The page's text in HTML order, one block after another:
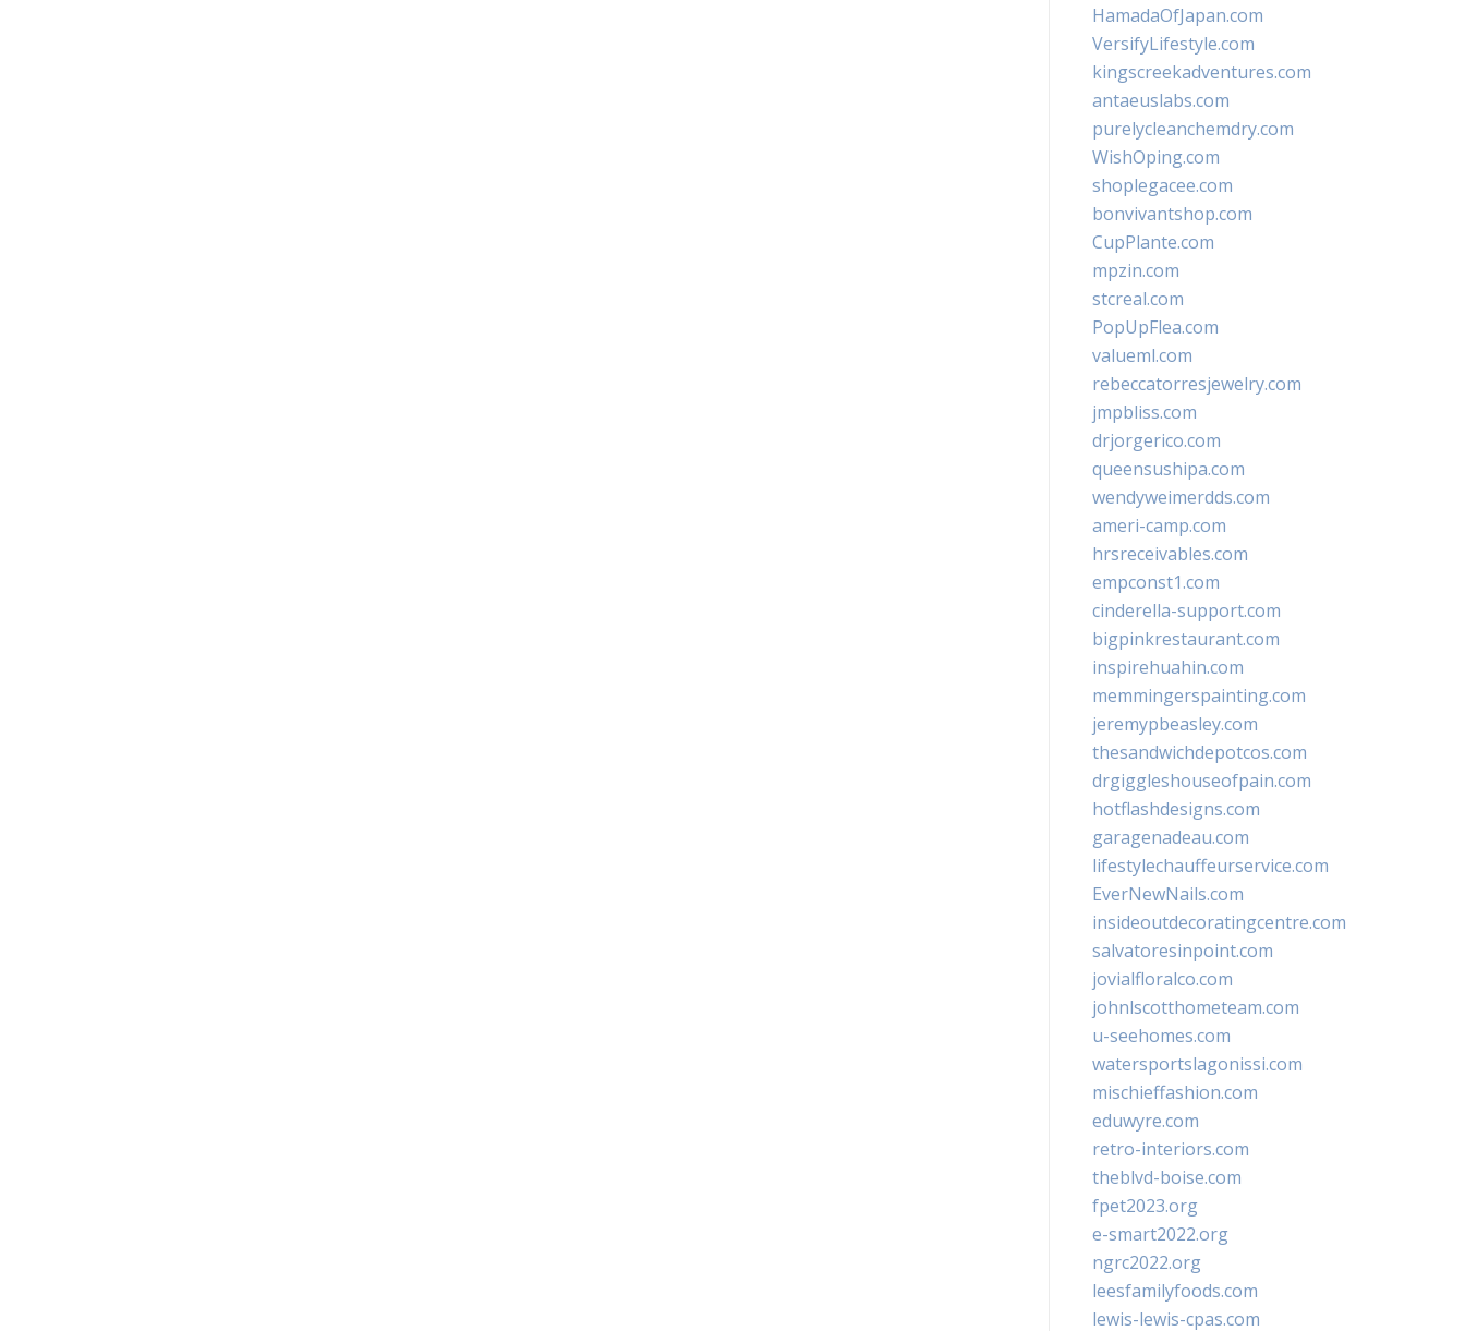
HamadaOfJapan.com
VersifyLifestyle.com
kingscreekadventures.com
antaeuslabs.com
purelycleanchemdry.com
WishOping.com
shoplegacee.com
bonvivantshop.com
CupPlante.com
mpzin.com
stcreal.com
PopUpFlea.com
valueml.com
rebeccatorresjewelry.com
jmpbliss.com
drjorgerico.com
queensushipa.com
wendyweimerdds.com
ameri-camp.com
hrsreceivables.com
empconst1.com
cinderella-support.com
bigpinkrestaurant.com
inspirehuahin.com
memmingerspainting.com
jeremypbeasley.com
thesandwichdepotcos.com
drgiggleshouseofpain.com
hotflashdesigns.com
garagenadeau.com
lifestylechauffeurservice.com
EverNewNails.com
insideoutdecoratingcentre.com
salvatoresinpoint.com
jovialfloralco.com
johnlscotthometeam.com
u-seehomes.com
watersportslagonissi.com
mischieffashion.com
eduwyre.com
retro-interiors.com
theblvd-boise.com
fpet2023.org
e-smart2022.org
ngrc2022.org
leesfamilyfoods.com
lewis-lewis-cpas.com